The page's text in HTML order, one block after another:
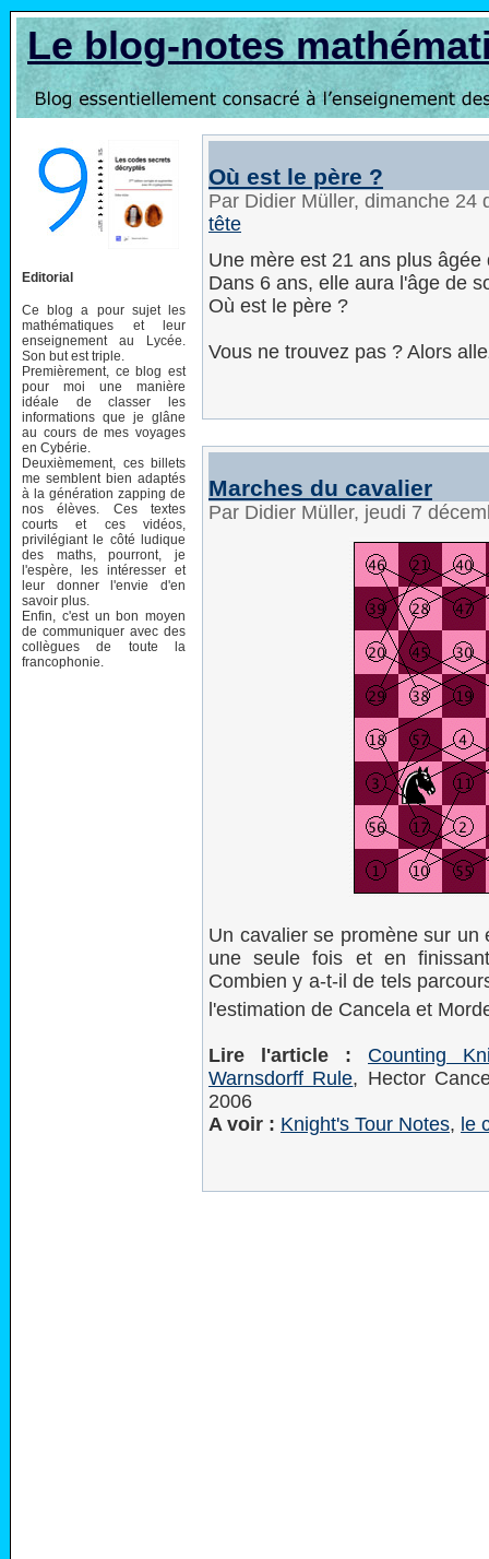
Le blog-notes
Editorial
Ce blog a pour sujet les
mathématiques et leur
enseignement au Lycée.
Son but est triple.
Premièrement, ce blog est
pour moi une manière
idéale de classer les
informations que je glâne
au cours de mes voyages
en Cybérie.
Deuxièmement, ces billets
me semblent bien adaptés
à la génération zapping de
nos élèves. Ces textes
courts et ces vidéos,
privilégiant le côté ludique
des maths, pourront, je
l'espère, les intéresser et
leur donner l'envie d'en
savoir plus.
Enfin, c'est un bon moyen
de communiquer avec des
collègues de toute la
francophonie.
Où est le père ?
Par Didier Müller, dimanche
tête
Une mère est 21 ans plus âgée
Dans 6 ans, elle aura l'âge de
Où est le père ?
Vous ne trouvez pas ? Alors
Marches du cavalier
Par Didier Müller, jeudi 7
Un cavalier se promène sur
une seule fois et en
Combien y a-t-il de tels
l'estimation de Cancela et
Lire l'article :
Counting
Warnsdorff Rule, Hector
2006
A voir : Knight's Tour Notes, le